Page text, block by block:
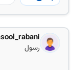
رسول